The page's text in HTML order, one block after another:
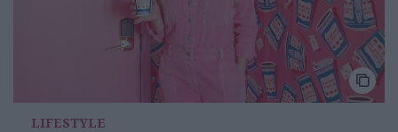
LIFESTYLE